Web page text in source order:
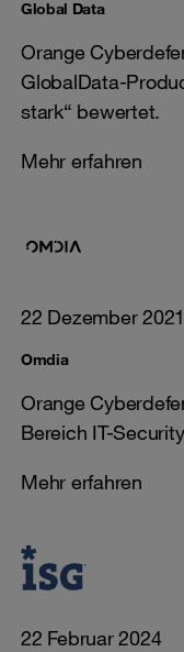
Global Data
Orange
GlobalData-
stark“ bewertet.
Mehr erfahren
22 Dezember 2021
Omdia
Orange
Bereich IT-
Mehr erfahren
22 Februar 2024